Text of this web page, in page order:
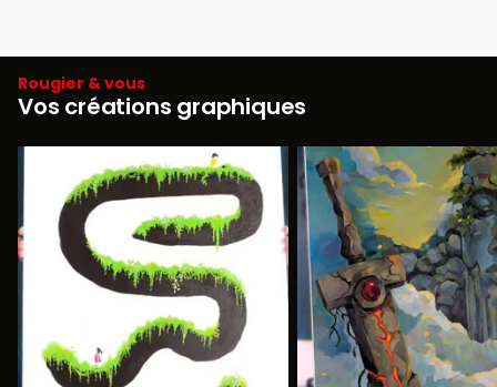
Rougier & vous
Vos créations graphiques